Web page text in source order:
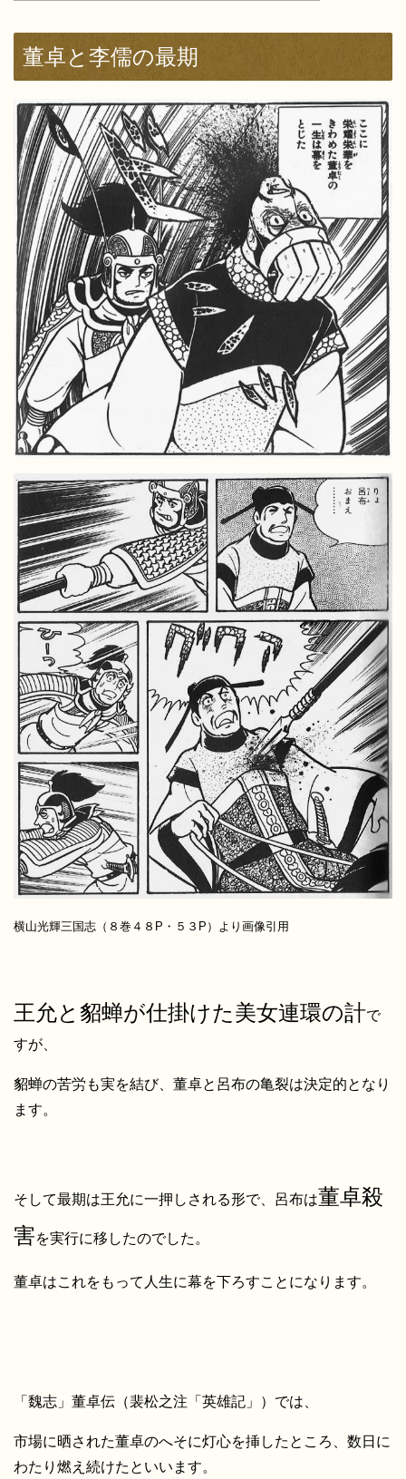
董卓と李儒の最期
横山光輝三国志（８巻４８P・５３P）より画像引用
王允と貂蝉が仕掛けた美女連環の計で
すが、
貂蝉の苦労も実を結び、董卓と呂布の亀裂は決定的となり
ます。
そして最期は王允に一押しされる形で、呂布は董卓殺
害を実行に移したのでした。
董卓はこれをもって人生に幕を下ろすことになります。
「魏志」董卓伝（裴松之注「英雄記」）では、
市場に晒された董卓のへそに灯心を挿したところ、数日に
わたり燃え続けたといいます。